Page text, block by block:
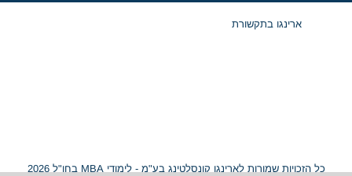
ארינגו בתקשורת
כל הזכויות שמורות לארינגו קונסלטינג בע"מ - לימודי MBA בחו"ל 2026